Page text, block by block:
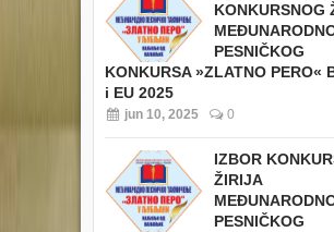
KONKURSNOG
PESNIČKOG
KONKURSA »ZLATNO PERO«
i EU 2025
jun 10, 2025 0
IZBOR
ŽIRIJA
PESNIČKOG